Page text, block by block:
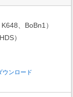
、BoBn1）
）
ウンロード